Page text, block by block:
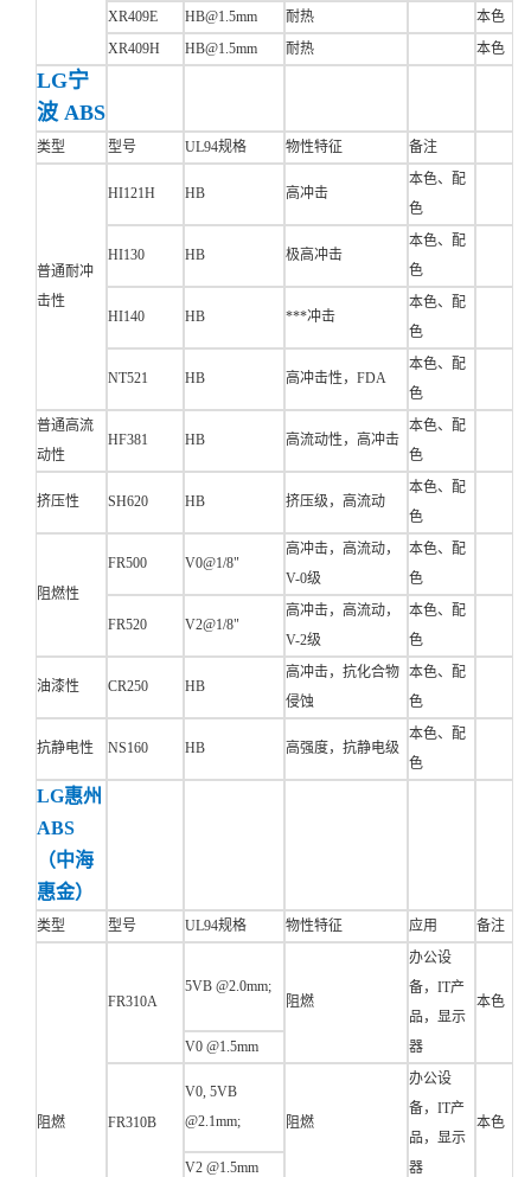
XR409E
HB@1.5mm 耐热
本色
XR409H
HB@1.5mm 耐热 本色
LG宁
波 ABS
类型 型号 UL94规格 物性特征 备注
普通耐冲
击性
HI121H HB 高冲击
本色、配
色
HI130 HB 极高冲击
本色、配
色
HI140 HB ***冲击
本色、配
色
NT521 HB 高冲击性，FDA
本色、配
色
普通高流
动性
HF381 HB 高流动性，高冲击
本色、配
色
挤压性 SH620 HB 挤压级，高流动
本色、配
色
阻燃性
FR500 V0@1/8"
高冲击，高流动，
V-0级
本色、配
色
FR520 V2@1/8"
高冲击，高流动，
V-2级
本色、配
色
油漆性 CR250 HB
高冲击，抗化合物
侵蚀
本色、配
色
抗静电性 NS160 HB 高强度，抗静电级
本色、配
色
LG惠州
ABS
（中海
惠金）
类型 型号 UL94规格 物性特征 应用 备注
阻燃
FR310A
5VB @2.0mm;
阻燃
办公设
备，IT产
品，显示
器
本色
V0 @1.5mm
FR310B
V0, 5VB
@2.1mm;
阻燃
办公设
备，IT产
品，显示
器
本色
V2 @1.5mm